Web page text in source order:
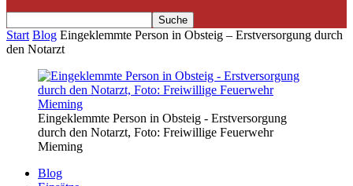
Start Blog Eingeklemmte Person in Obsteig – Erstversorgung durch
den Notarzt
Eingeklemmte Person in Obsteig - Erstversorgung
durch den Notarzt, Foto: Freiwillige Feuerwehr
Mieming
Blog